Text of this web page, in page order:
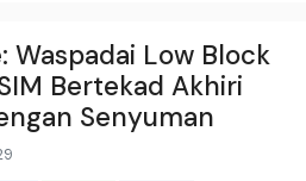
Waspadai Low Block
Bertekad Akhiri
Senyuman